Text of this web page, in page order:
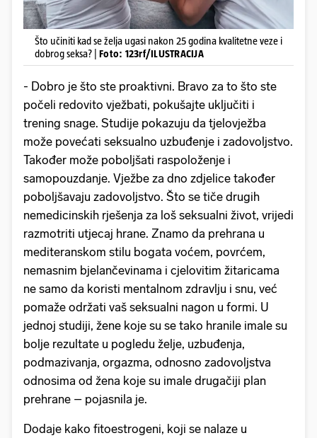
Što učiniti kad se želja ugasi nakon 25 godina kvalitetne veze i
dobrog seksa? | Foto: 123rf/ILUSTRACIJA
- Dobro je što ste proaktivni. Bravo za to što ste
počeli redovito vježbati, pokušajte uključiti i
trening snage. Studije pokazuju da tjelovježba
može povećati seksualno uzbuđenje i zadovoljstvo.
Također može poboljšati raspoloženje i
samopouzdanje. Vježbe za dno zdjelice također
poboljšavaju zadovoljstvo. Što se tiče drugih
nemedicinskih rješenja za loš seksualni život, vrijedi
razmotriti utjecaj hrane. Znamo da prehrana u
mediteranskom stilu bogata voćem, povrćem,
nemasnim bjelančevinama i cjelovitim žitaricama
ne samo da koristi mentalnom zdravlju i snu, već
pomaže održati vaš seksualni nagon u formi. U
jednoj studiji, žene koje su se tako hranile imale su
bolje rezultate u pogledu želje, uzbuđenja,
podmazivanja, orgazma, odnosno zadovoljstva
odnosima od žena koje su imale drugačiji plan
prehrane – pojasnila je.
Dodaje kako fitoestrogeni, koji se nalaze u